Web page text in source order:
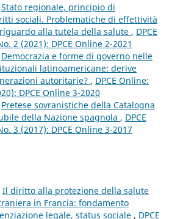
Stato regionale, principio di
sociali. Problematiche di effettività
alla tutela della salute , DPCE
2 (2021): DPCE Online 2-2021
Democrazia e forme di governo nelle
latinoamericane: derive
autoritarie? , DPCE Online:
DPCE Online 3-2020
Pretese sovranistiche della Catalogna
della Nazione spagnola , DPCE
3 (2017): DPCE Online 3-2017
Il diritto alla protezione della salute
in Francia: fondamento
legale, status sociale , DPCE